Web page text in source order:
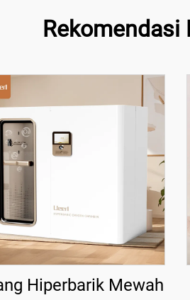
Rekomendasi
Hiperbarik Mewah